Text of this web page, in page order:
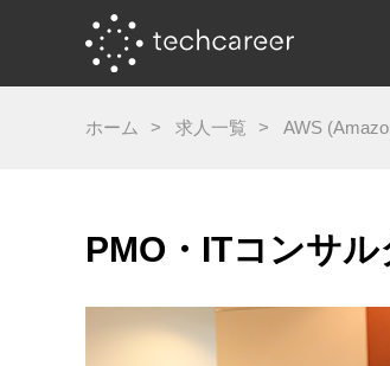
ホーム 求人一覧 AWS
PMO・ITコンサル